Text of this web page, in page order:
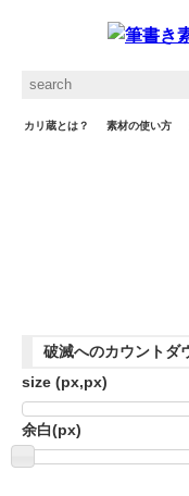
カリ蔵とは？ 素材の使い方
破滅へのカウントダ
size (px,px)
余白(px)